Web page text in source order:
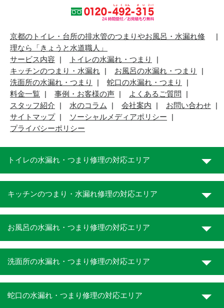
京都のトイレ・台所の排水管のつまりやお風呂・水漏れ修
理なら「きょうと水道職人」
サービス内容
トイレの水漏れ・つまり
キッチンのつまり・水漏れ
お風呂の水漏れ・つまり
洗面所の水漏れ・つまり
蛇口の水漏れ・つまり
料金一覧
事例・お客様の声
よくあるご質問
スタッフ紹介
水のコラム 会社案内
お問い合わせ
サイトマップ
ソーシャルメディアポリシー
プライバシーポリシー
トイレの水漏れ・つまり修理の対応エリア
キッチンのつまり・水漏れ修理の対応エリア
お風呂の水漏れ・つまり修理の対応エリア
洗面所の水漏れ・つまり修理の対応エリア
蛇口の水漏れ・つまり修理の対応エリア